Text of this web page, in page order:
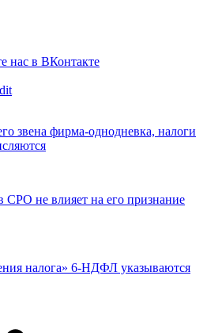
нас в ВКонтакте
звена фирма-однодневка, налоги
СРО не влияет на его признание
налога» 6-НДФЛ указываются